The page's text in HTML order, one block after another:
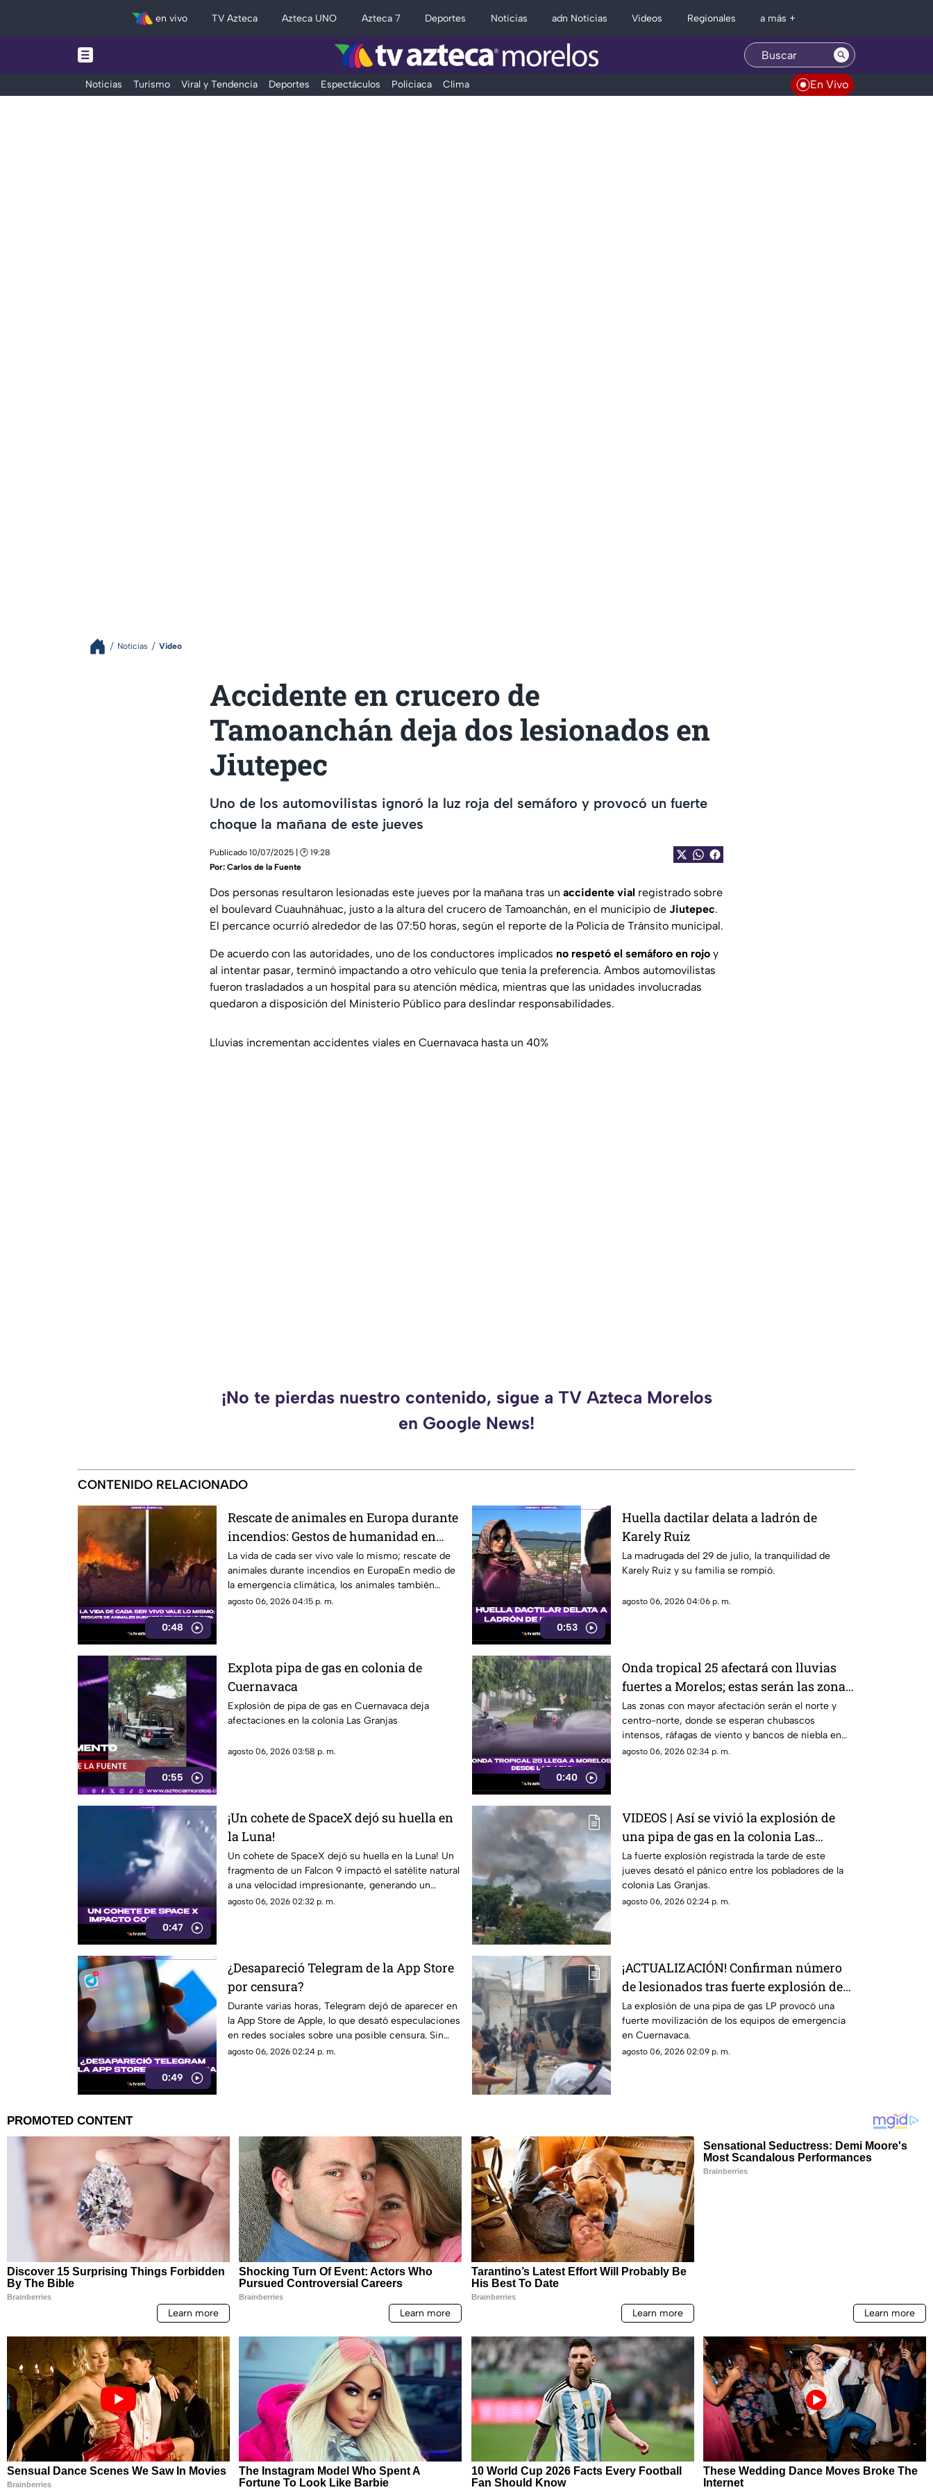
en vivo TV Azteca Azteca UNO Azteca 7 Deportes Noticias adn Noticias Videos Regionales a más +
Noticias Turismo Viral y Tendencia Deportes Espectáculos Policiaca Clima En Vivo
Noticias Video
Accidente en crucero de
Tamoanchán deja dos lesionados en
Jiutepec
Uno de los automovilistas ignoró la luz roja del semáforo y provocó un fuerte
choque la mañana de este jueves
Publicado 10/07/2025 | 🕑 19:28
Por: Carlos de la Fuente
Dos personas resultaron lesionadas este jueves por la mañana tras un accidente vial registrado sobre
el boulevard Cuauhnáhuac, justo a la altura del crucero de Tamoanchán, en el municipio de Jiutepec.
El percance ocurrió alrededor de las 07:50 horas, según el reporte de la Policía de Tránsito municipal.
De acuerdo con las autoridades, uno de los conductores implicados no respetó el semáforo en rojo y
al intentar pasar, terminó impactando a otro vehículo que tenía la preferencia. Ambos automovilistas
fueron trasladados a un hospital para su atención médica, mientras que las unidades involucradas
quedaron a disposición del Ministerio Público para deslindar responsabilidades.
Lluvias incrementan accidentes viales en Cuernavaca hasta un 40%
¡No te pierdas nuestro contenido, sigue a TV Azteca Morelos
en Google News!
CONTENIDO RELACIONADO
0:48
Rescate de animales en Europa durante
incendios: Gestos de humanidad en
medio de la emergencia climática
La vida de cada ser vivo vale lo mismo; rescate de
animales durante incendios en EuropaEn medio de
la emergencia climática, los animales también
encontraron refugio.
agosto 06, 2026 04:15 p. m.
0:53
Huella dactilar delata a ladrón de
Karely Ruiz
La madrugada del 29 de julio, la tranquilidad de
Karely Ruiz y su familia se rompió.
agosto 06, 2026 04:06 p. m.
0:55
Explota pipa de gas en colonia de
Cuernavaca
Explosión de pipa de gas en Cuernavaca deja
afectaciones en la colonia Las Granjas
agosto 06, 2026 03:58 p. m.
0:40
Onda tropical 25 afectará con lluvias
fuertes a Morelos; estas serán las zonas
y horas exactas
Las zonas con mayor afectación serán el norte y
centro-norte, donde se esperan chubascos
intensos, ráfagas de viento y bancos de niebla en
áreas montañosas. En el sur y sureste habrá
agosto 06, 2026 02:34 p. m.
0:47
¡Un cohete de SpaceX dejó su huella en
la Luna!
Un cohete de SpaceX dejó su huella en la Luna! Un
fragmento de un Falcon 9 impactó el satélite natural
a una velocidad impresionante, generando un
enorme cráter.
agosto 06, 2026 02:32 p. m.
VIDEOS | Así se vivió la explosión de
una pipa de gas en la colonia Las
Granjas, Cuernavaca
La fuerte explosión registrada la tarde de este
jueves desató el pánico entre los pobladores de la
colonia Las Granjas.
agosto 06, 2026 02:24 p. m.
0:49
¿Desapareció Telegram de la App Store
por censura?
Durante varias horas, Telegram dejó de aparecer en
la App Store de Apple, lo que desató especulaciones
en redes sociales sobre una posible censura. Sin
embargo, Pavel Durov, fundador de la aplicación,
agosto 06, 2026 02:24 p. m.
¡ACTUALIZACIÓN! Confirman número
de lesionados tras fuerte explosión de
pipa de gas en colonia Las Granjas
La explosión de una pipa de gas LP provocó una
fuerte movilización de los equipos de emergencia
en Cuernavaca.
agosto 06, 2026 02:09 p. m.